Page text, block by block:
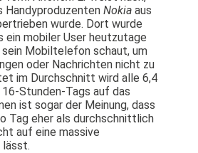
Handyproduzenten Nokia aus
wurde. Dort wurde
mobiler User heutzutage
Mobiltelefon schaut, um
oder Nachrichten nicht zu
im Durchschnitt wird alle 6,4
Stunden-Tags auf das
ist sogar der Meinung, dass
Tag eher als durchschnittlich
auf eine massive
lässt.